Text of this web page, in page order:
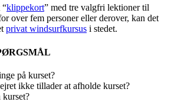
“klippekort” med tre valgfri lektioner til
over fem personer eller derover, kan det
privat windsurfkursus i stedet.
på kurset?
ikke tillader at afholde kurset?
kurset?